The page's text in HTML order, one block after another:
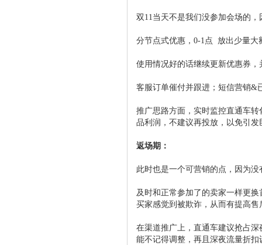
双11当天不是我们没参加会场的
分节点式优惠，0-1点 放出少量大
使用情况好的话继续更新优惠券
客服订单催付并跟进；短信营销&
推广思路方面，实时监控直通车
品利润，不建议再投放，以免引发
返场期：
此时也是一个可营销的点，因为
及时和正常参加了的卖家一样更
买家感觉到被欺诈，从而有提高售
在渠道推广上，直通车建议抢占
能不记得调整，再且深夜流量折